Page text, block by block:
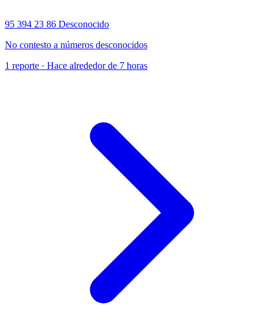
95 394 23 86 Desconocido
No contesto a números desconocidos
1 reporte · Hace alrededor de 7 horas